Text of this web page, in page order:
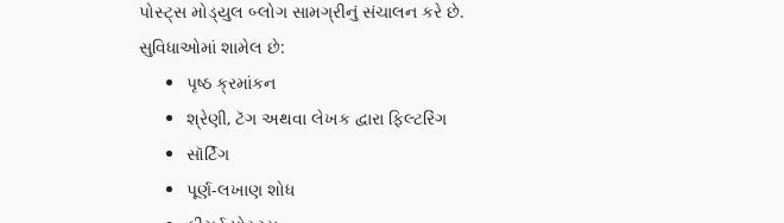
પોસ્ટ્સ મોડ્યુલ બ્લોગ સામગ્રીનું સંચાલન કરે છે.
સુવિધાઓમાં શામેલ છે:
પૃષ્ઠ ક્રમાંકન
શ્રેણી, ટૅગ અથવા લેખક દ્વારા ફિલ્ટરિંગ
સૉર્ટિંગ
પૂર્ણ-લખાણ શોધ